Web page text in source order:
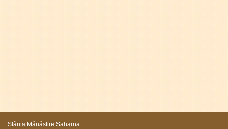
Sfânta Mănăstire Saharna